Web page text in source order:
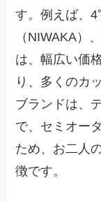
す。例えば、
（NIWAKA）
は、幅広い価
り、多くのカ
ブランドは、
で、セミオー
ため、お二人
徴です。